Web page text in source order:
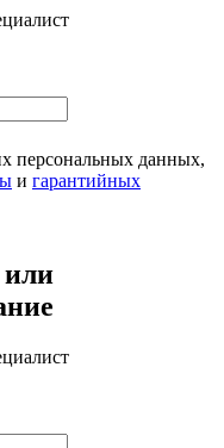
персональных данных,
и гарантийных
или